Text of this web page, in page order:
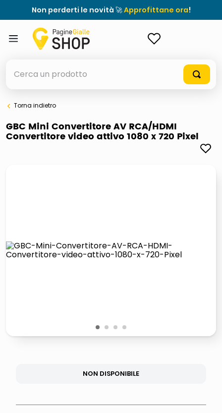
Non perderti le novità 🚀Approfittane ora!
elenchi telefonici
orologio parete
pattumiera raccolta differenziata
Torna indietro
GBC Mini Convertitore AV RCA/HDMI
Convertitore video attivo 1080 x 720 Pixel
1 2 3 4
NON DISPONIBILE